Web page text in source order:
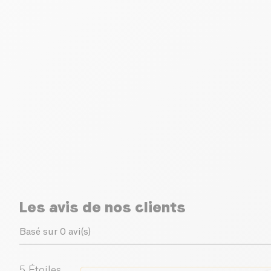
Les avis de nos clients
Basé sur 0 avi(s)